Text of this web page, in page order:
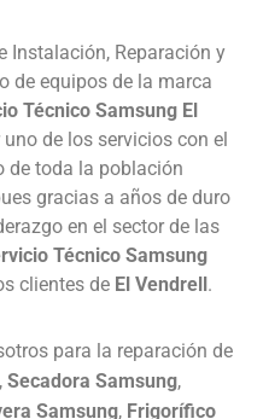
Instalación, Reparación y
de equipos de la marca
Técnico Samsung El
de los servicios con el
de toda la población
gracias a años de duro
en el sector de las
Técnico Samsung
clientes de El Vendrell.
para la reparación de
, Secadora Samsung,
Samsung, Frigorífico